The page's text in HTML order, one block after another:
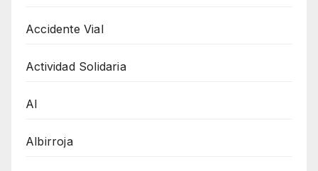
Accidente Vial
Actividad Solidaria
AI
Albirroja